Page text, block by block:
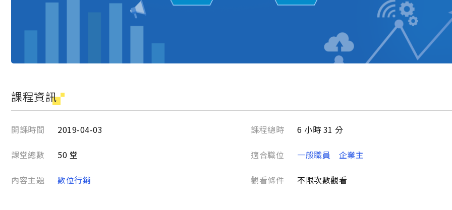
課程資訊
開課時間 2019-04-03 課程總時 6 小時 31 分
課堂總數 50 堂 適合職位 一般職員 企業主
內容主題 數位行銷 觀看條件 不限次數觀看